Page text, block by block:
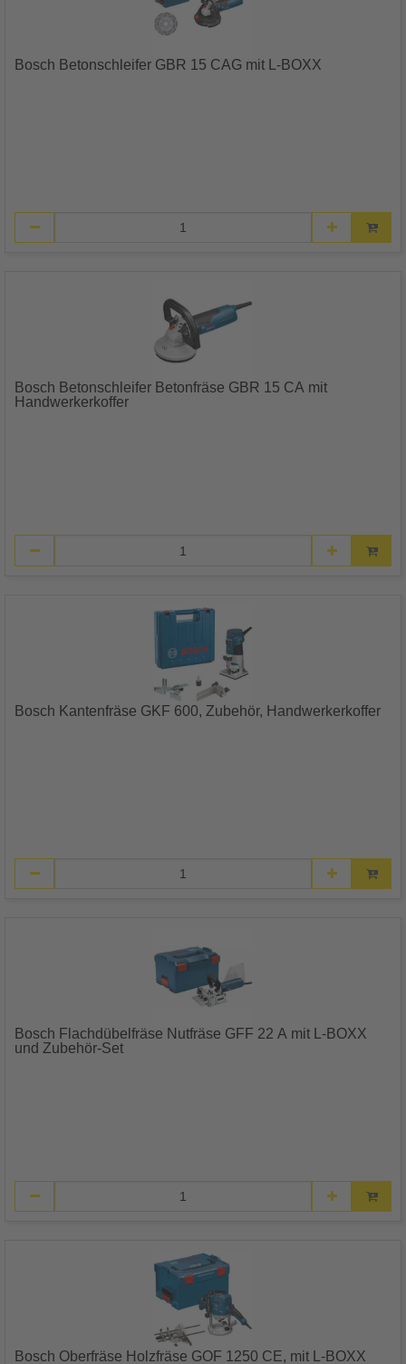
Bosch Betonschleifer GBR 15 CAG mit L-BOXX
Bosch Betonschleifer Betonfräse GBR 15 CA mit
Handwerkerkoffer
Bosch Kantenfräse GKF 600, Zubehör, Handwerkerkoffer
Bosch Flachdübelfräse Nutfräse GFF 22 A mit L-BOXX
und Zubehör-Set
Bosch Oberfräse Holzfräse GOF 1250 CE, mit L-BOXX